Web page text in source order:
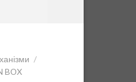
/
BOX